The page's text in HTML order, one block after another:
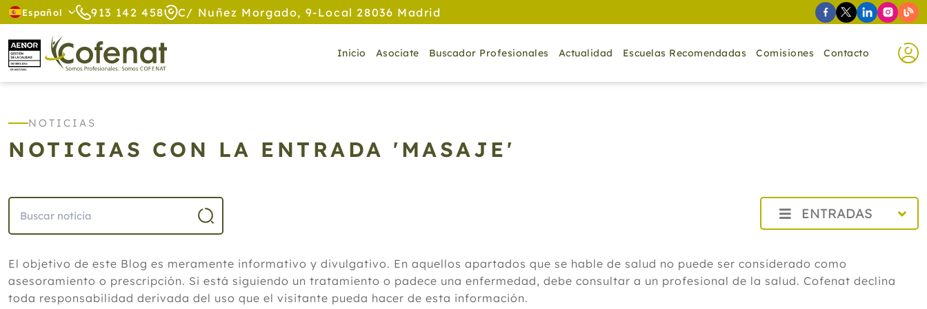
Español 913 142 458 C/ Nuñez Morgado, 9-Local 28036 Madrid
Inicio Asociate Buscador Profesionales Actualidad Escuelas Recomendadas Comisiones Contacto
NOTICIAS
NOTICIAS CON LA ENTRADA 'MASAJE'
ENTRADAS
Agosto
Cistitis en verano: cinco remedios
El objetivo de este Blog es meramente informativo y divulgativo. En aquellos apartados que se hable de salud no puede ser considerado como
asesoramiento o prescripción. Si está siguiendo un tratamiento o padece una enfermedad, debe consultar a un profesional de la salud. Cofenat declina
toda responsabilidad derivada del uso que el visitante pueda hacer de esta información.